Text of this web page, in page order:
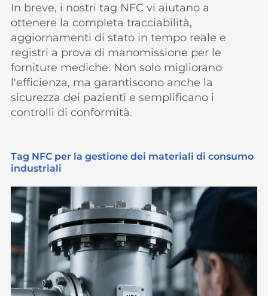
In breve, i nostri tag NFC vi aiutano a
ottenere la completa tracciabilità,
aggiornamenti di stato in tempo reale e
registri a prova di manomissione per le
forniture mediche. Non solo migliorano
l'efficienza, ma garantiscono anche la
sicurezza dei pazienti e semplificano i
controlli di conformità.
Tag NFC per la gestione dei materiali di consumo
industriali